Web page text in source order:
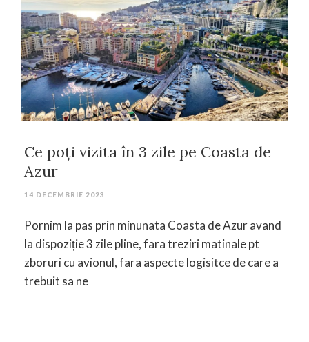
Ce poți vizita în 3 zile pe Coasta de
Azur
14 DECEMBRIE 2023
Pornim la pas prin minunata Coasta de Azur avand
la dispoziție 3 zile pline, fara treziri matinale pt
zboruri cu avionul, fara aspecte logisitce de care a
trebuit sa ne